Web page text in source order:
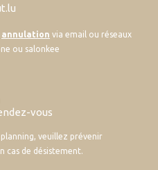
annulation via email ou réseaux
ou salonkee
vous
veuillez prévenir
cas de désistement.